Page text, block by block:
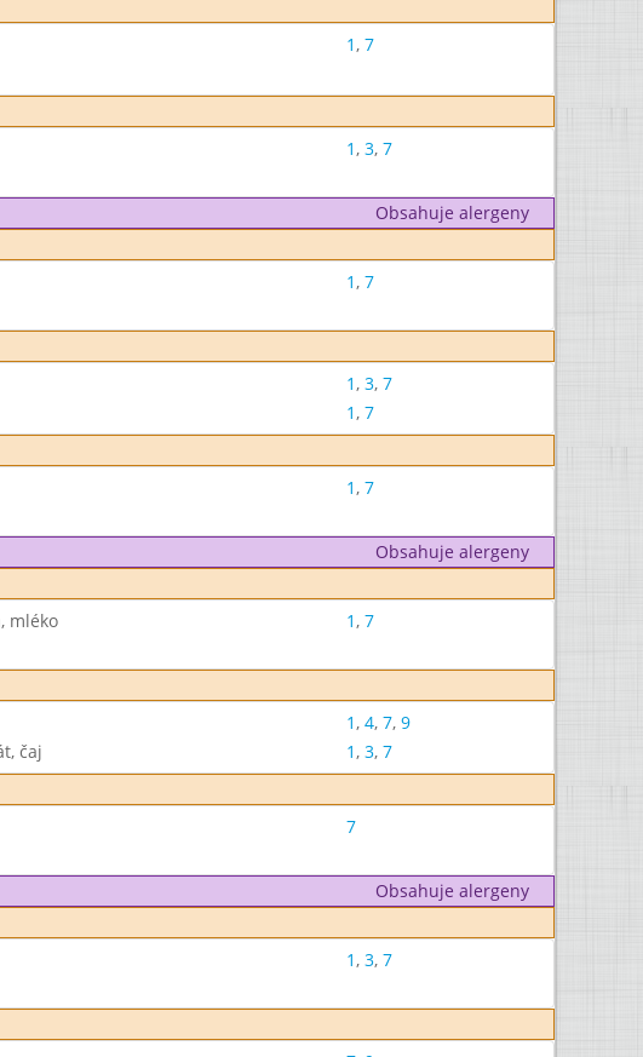
1, 7
1, 3, 7
Obsahuje alergeny
1, 7
1, 3, 7
1, 7
1, 7
Obsahuje alergeny
mléko 1, 7
1, 4, 7, 9
čaj 1, 3, 7
7
Obsahuje alergeny
1, 3, 7